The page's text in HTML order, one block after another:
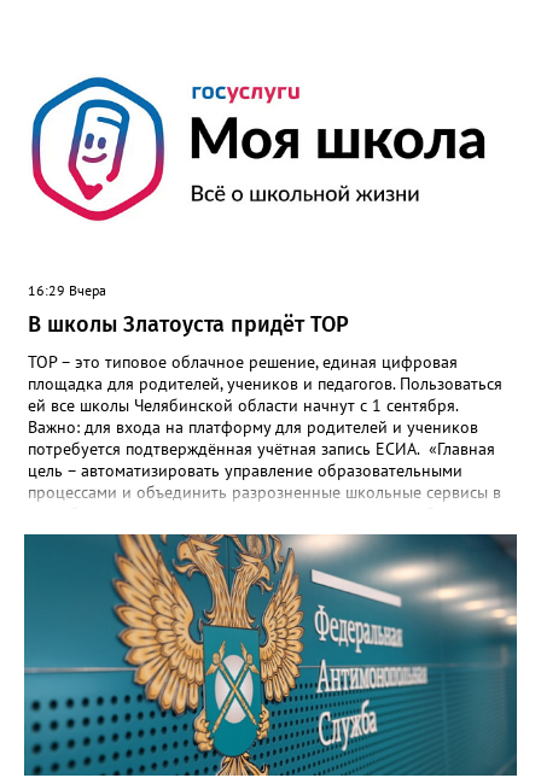
16:29 Вчера
В школы Златоуста придёт ТОР
ТОР – это типовое облачное решение, единая цифровая
площадка для родителей, учеников и педагогов. Пользоваться
ей все школы Челябинской области начнут с 1 сентября.
Важно: для входа на платформу для родителей и учеников
потребуется подтверждённая учётная запись ЕСИА. «Главная
цель – автоматизировать управление образовательными
процессами и объединить разрозненные школьные сервисы в
региональном министерстве образования. - Платформа ТОР
“Моя школа” объединит все школьные сервисы в единую
безопасную государственную экосистему. Предполагается, что
переход пройдёт максимально комфортно для пользователей».
Привычные функции - оценки, расписание, домашние задания,
связь с учителями, знакомые пользователям экосистемы
«Госуслуги Моя школа», не просто сохранятся, они будут
собраны в одном месте, подчеркнули в ведомстве. Причём в
этом случае переход на ТОР станет вообще незаметным.